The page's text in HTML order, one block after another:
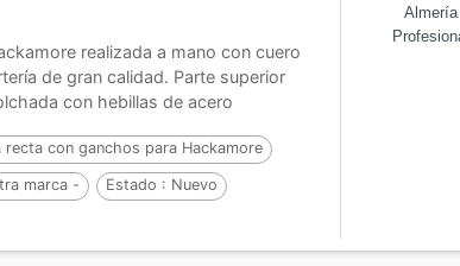
realizada a mano con cuero
de gran calidad. Parte superior
con hebillas de acero
recta con ganchos para Hackamore
marca - Estado : Nuevo
Almería